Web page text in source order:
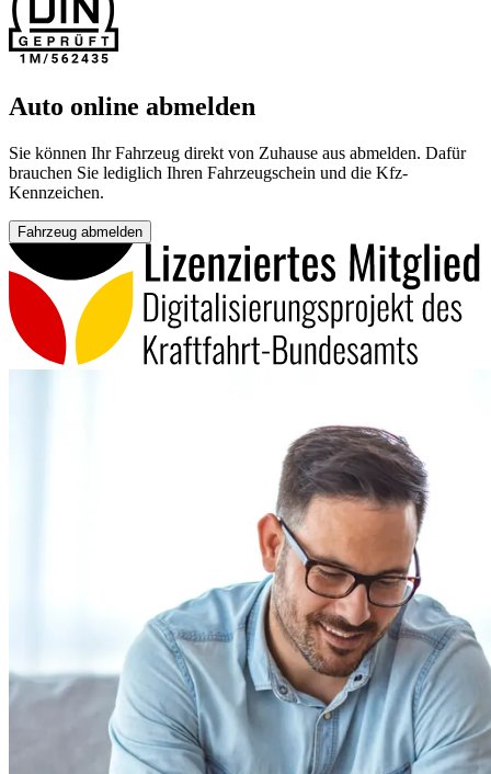
Auto online abmelden
Sie können Ihr Fahrzeug direkt von Zuhause aus abmelden. Dafür
brauchen Sie lediglich Ihren Fahrzeugschein und die Kfz-
Kennzeichen.
Fahrzeug abmelden